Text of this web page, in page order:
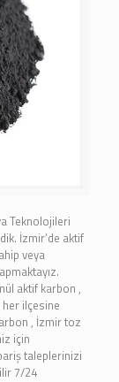
Teknolojileri
İzmir’de aktif
veya
aktif karbon ,
ilçesine
, İzmir toz
için
taleplerinizi
7/24